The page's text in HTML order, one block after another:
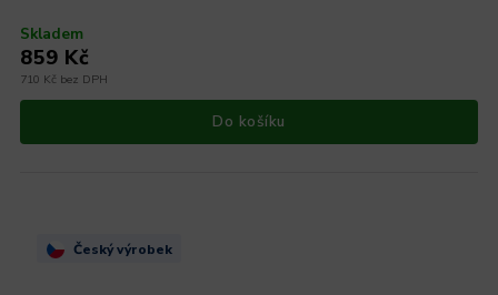
Skladem
710 Kč bez DPH
859 Kč
Do košíku
Český výrobek